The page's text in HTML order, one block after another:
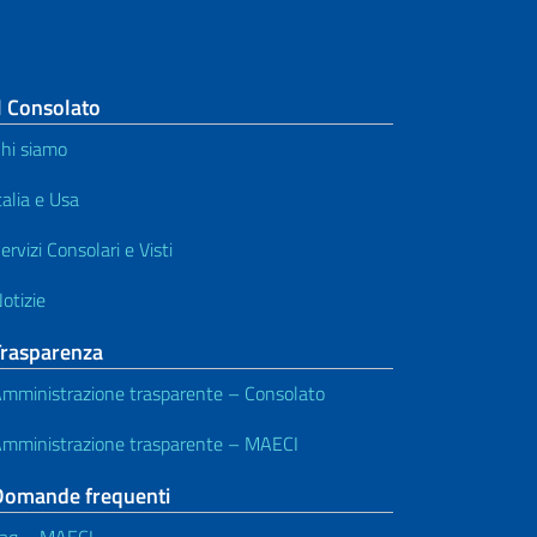
Consolato
siamo
e Usa
Consolari e Visti
trasparente – Consolato
trasparente – MAECI
frequenti